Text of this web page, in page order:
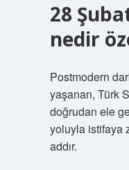
28
nedir
Postmodern
yaşanan, Türk
doğrudan ele
yoluyla istifaya
addır.